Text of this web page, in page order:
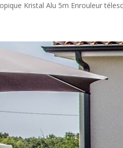
Kristal Alu 5m Enrouleur